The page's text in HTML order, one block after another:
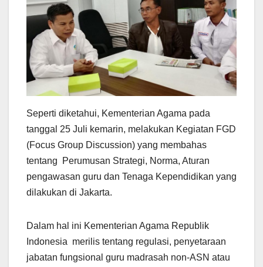
Seperti diketahui, Kementerian Agama pada
tanggal 25 Juli kemarin, melakukan Kegiatan FGD
(Focus Group Discussion) yang membahas
tentang Perumusan Strategi, Norma, Aturan
pengawasan guru dan Tenaga Kependidikan yang
dilakukan di Jakarta.
Dalam hal ini Kementerian Agama Republik
Indonesia merilis tentang regulasi, penyetaraan
jabatan fungsional guru madrasah non-ASN atau